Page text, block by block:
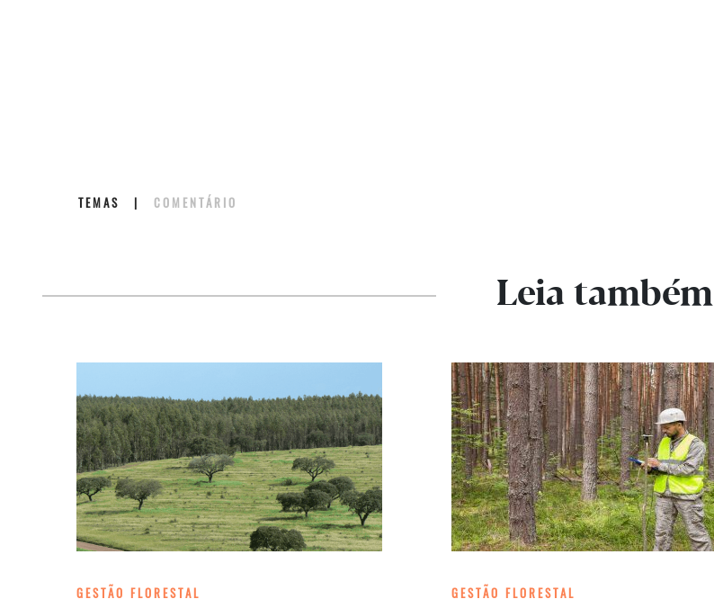
TEMAS | COMENTÁRIO
Leia também
GESTÃO FLORESTAL GESTÃO FLORESTAL